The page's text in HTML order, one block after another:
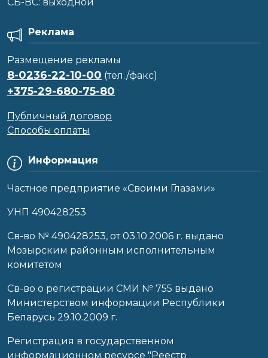
Информация
Частное предприятие «Своими Глазами»
УНП 490428253
Cв-во № 490428253, от 03.10.2006 г. выдано
Мозырским районным исполнительным
комитетом
Св-во о регистрации СМИ № 755 выдано
Министерством информации Республики
Беларусь 29.10.2009 г.
Регистрация в государственном
информационном ресурсе "Реестр
Реклама
Размещение рекламы
8-0236-22-10-00 (тел./факс)
+375-29-680-75-80
Публичный договор
Способы оплаты